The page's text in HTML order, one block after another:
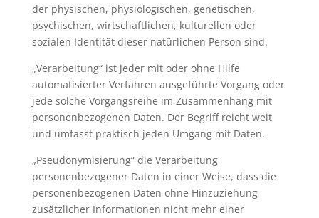
der physischen, physiologischen, genetischen,
psychischen, wirtschaftlichen, kulturellen oder
sozialen Identität dieser natürlichen Person sind.
„Verarbeitung“ ist jeder mit oder ohne Hilfe
automatisierter Verfahren ausgeführte Vorgang oder
jede solche Vorgangsreihe im Zusammenhang mit
personenbezogenen Daten. Der Begriff reicht weit
und umfasst praktisch jeden Umgang mit Daten.
„Pseudonymisierung“ die Verarbeitung
personenbezogener Daten in einer Weise, dass die
personenbezogenen Daten ohne Hinzuziehung
zusätzlicher Informationen nicht mehr einer